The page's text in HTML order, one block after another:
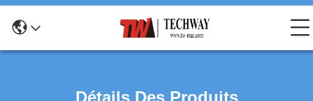
Détails Des Produits